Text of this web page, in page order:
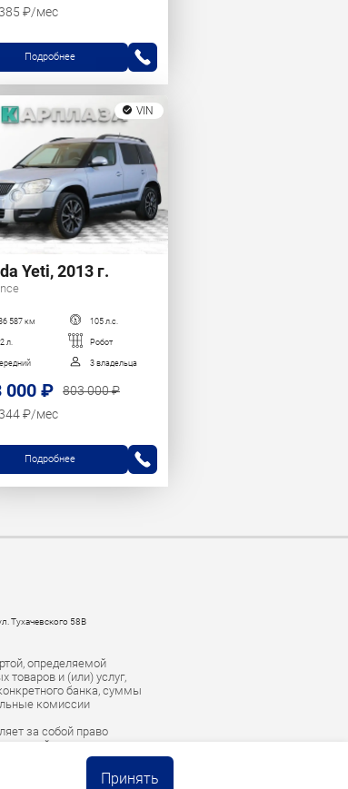
₽/мес
Подробнее
VIN
Yeti, 2013 г.
587 км 105 л.с.
л. Робот
3 владельца
000 ₽
803 000 ₽
₽/мес
Подробнее
Тухачевского 58В
определяемой
и (или) услуг,
банка, суммы
комиссии
за собой право
погашения
задолженности.
Принять